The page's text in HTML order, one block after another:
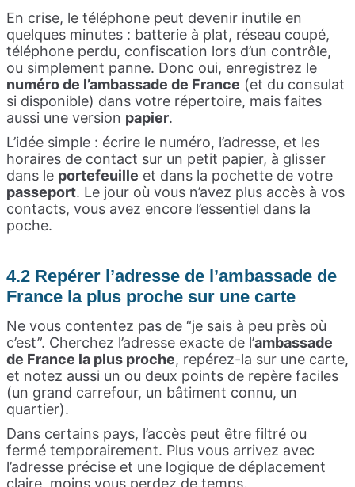
En crise, le téléphone peut devenir inutile en
quelques minutes : batterie à plat, réseau coupé,
téléphone perdu, confiscation lors d’un contrôle,
ou simplement panne. Donc oui, enregistrez le
numéro de l’ambassade de France (et du consulat
si disponible) dans votre répertoire, mais faites
aussi une version papier.
L’idée simple : écrire le numéro, l’adresse, et les
horaires de contact sur un petit papier, à glisser
dans le portefeuille et dans la pochette de votre
passeport. Le jour où vous n’avez plus accès à vos
contacts, vous avez encore l’essentiel dans la
poche.
4.2 Repérer l’adresse de l’ambassade de
France la plus proche sur une carte
Ne vous contentez pas de “je sais à peu près où
c’est”. Cherchez l’adresse exacte de l’ambassade
de France la plus proche, repérez-la sur une carte,
et notez aussi un ou deux points de repère faciles
(un grand carrefour, un bâtiment connu, un
quartier).
Dans certains pays, l’accès peut être filtré ou
fermé temporairement. Plus vous arrivez avec
l’adresse précise et une logique de déplacement
claire, moins vous perdez de temps.